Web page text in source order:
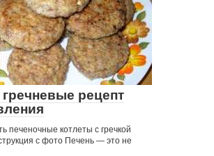
рецепт
печеночные котлеты с гречкой
с фото Печень — это не